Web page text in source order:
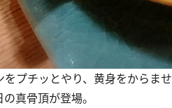
プチッとやり、黄身をからませ
真骨頂が登場。